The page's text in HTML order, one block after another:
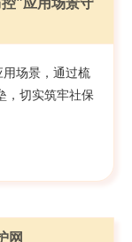
”应用场景守
场景，通过梳
，切实筑牢社保
网